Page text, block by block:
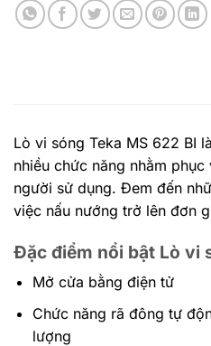
Lò vi sóng Teka MS 622 BI
nhiều chức năng nhằm
người sử dụng. Đem đến
việc nấu nướng trở lên đơn
Đặc điểm nổi bật Lò vi
Mở cửa bằng điện tử
Chức năng rã đông tự
lượng